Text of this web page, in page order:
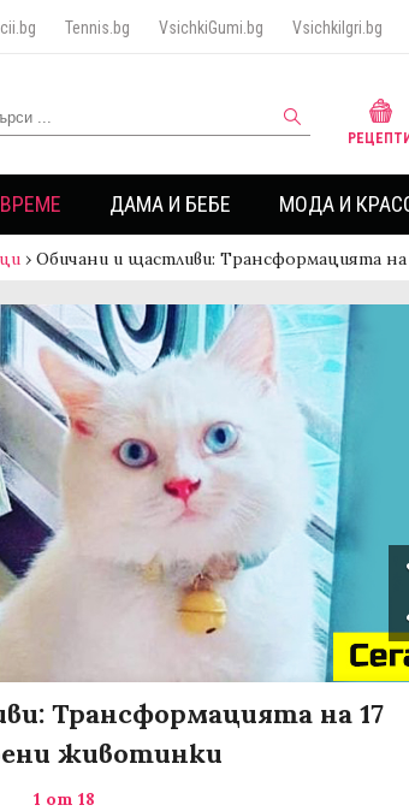
Tennis.bg VsichkiGumi.bg VsichkiIgri.bg
РЕЦЕПТИ
ДАМА И БЕБЕ МОДА И
› Обичани и щастливи: Трансформацията
Трансформацията на 17
животинки
1 от 18